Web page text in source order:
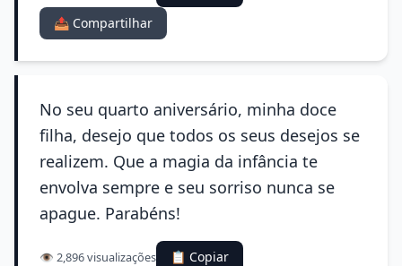
📤 Compartilhar
No seu quarto aniversário, minha doce
filha, desejo que todos os seus desejos se
realizem. Que a magia da infância te
envolva sempre e seu sorriso nunca se
apague. Parabéns!
👁️ 2,896 visualizações
📋 Copiar